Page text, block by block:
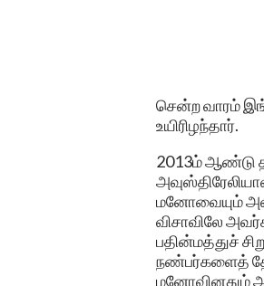
சென்ற வாரம்
உயிரிழந்தார்.
2013ம் ஆண்டு
மனோவையும்
விசாவிலே
பதின்மத்துச்
நண்பர்களைத்
மனோவினதும்